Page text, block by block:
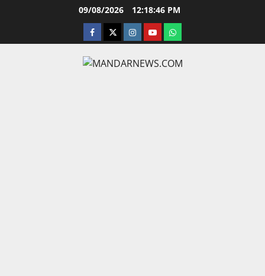
09/08/2026 12:18:47 PM
facebooktwitterinstagram.com
youtubewhatsapp